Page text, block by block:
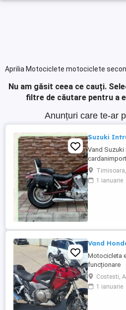
Aprilia Motociclete motociclete
Nu am găsit ceea ce cauți.
filtre de căutare pentru a
Anunțuri care te-ar
Suzuki
Vand Suzuki
inmatriculat
la
diferenta
1 ianuarie
Vand
Motocicleta
funcționare
Costesti,
1 ianuarie